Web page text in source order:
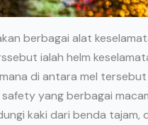
berbagai alat
ialah helm
di antara mel
yang berbagai
kaki dari benda tajam,